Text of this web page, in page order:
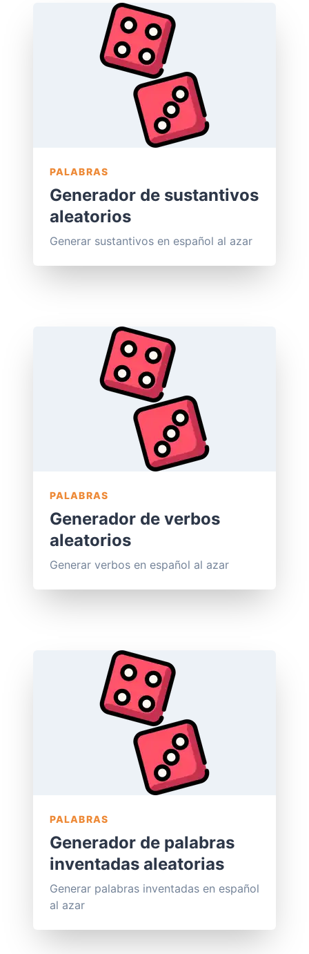
PALABRAS
Generador de sustantivos
aleatorios
Generar sustantivos en español al azar
PALABRAS
Generador de verbos
aleatorios
Generar verbos en español al azar
PALABRAS
Generador de palabras
inventadas aleatorias
Generar palabras inventadas en español
al azar